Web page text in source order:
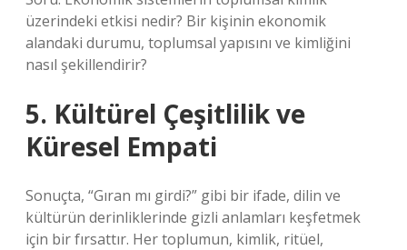
üzerindeki etkisi nedir? Bir kişinin ekonomik
alandaki durumu, toplumsal yapısını ve kimliğini
nasıl şekillendirir?
5. Kültürel Çeşitlilik ve
Küresel Empati
Sonuçta, “Gıran mı girdi?” gibi bir ifade, dilin ve
kültürün derinliklerinde gizli anlamları keşfetmek
için bir fırsattır. Her toplumun, kimlik, ritüel,